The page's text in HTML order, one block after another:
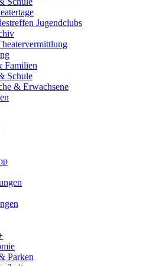
Jugendclubs
Familien
Schule
& Erwachsene
Parken